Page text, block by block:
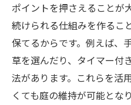
ポイントを押さえることが
続けられる仕組みを作るこ
保てるからです。例えば、
草を選んだり、タイマー付
法があります。これらを活
くても庭の維持が可能とな